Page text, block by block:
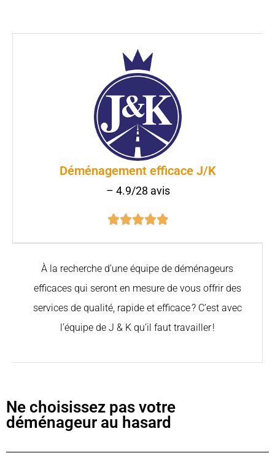
Déménagement efficace J/K
– 4.9/28 avis

À la recherche d’une équipe de déménageurs
efficaces qui seront en mesure de vous offrir des
services de qualité, rapide et efficace ? C’est avec
l’équipe de J & K qu’il faut travailler !
Ne choisissez pas votre
déménageur au hasard